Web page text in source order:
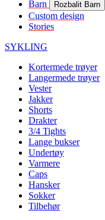
Barn Rozbalit Barn
Custom design
Stories
SYKLING
Kortermede trøyer
Langermede trøyer
Vester
Jakker
Shorts
Drakter
3/4 Tights
Lange bukser
Undertøy
Varmere
Caps
Hansker
Sokker
Tilbehør